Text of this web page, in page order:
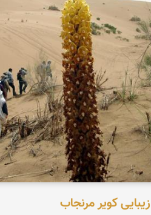
زیبایی کویر مرنجاب